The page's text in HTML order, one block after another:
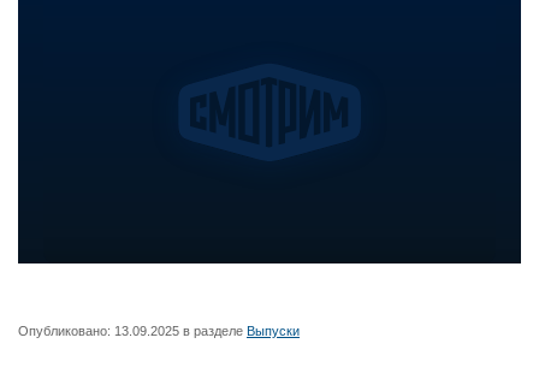
Опубликовано: 13.09.2025 в разделе Выпуски